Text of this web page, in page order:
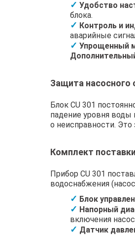
Удобство
блока.
Контроль и
аварийные
Упрощенный
Защита насосного
Блок CU 301
падение уровня воды
о неисправности. Это
Комплект
Прибор CU 301
водоснабжения
Блок
Напорный
включения
Датчик